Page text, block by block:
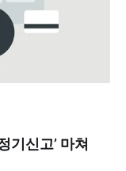
기신고’ 마쳐